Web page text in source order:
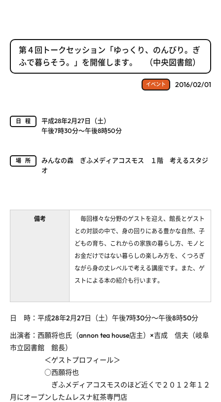
第４回トークセッション「ゆっくり、のんびり。ぎ
ふで暮らそう。」を開催します。 （中央図書館）
イベント 2016/02/01
日程
平成28年2月27日（土）
午後7時30分～午後8時50分
場所
みんなの森 ぎふメディアコスモス １階 考えるスタジ
オ
備考
毎回様々な分野のゲストを迎え、館長とゲスト
との対談の中で、身の回りにある豊かな自然、子
どもの育ち、これからの家族の暮らし方、モノと
お金だけではない暮らしの楽しみ方を、くつろぎ
ながら身の丈レベルで考える講座です。また、ゲ
ストによる本の紹介も行います。
日 時：平成28年2月27日（土）午後7時30分～午後8時50分
出演者：西願将也氏（annon tea house店主）×吉成 信夫（岐阜
市立図書館 館長）
＜ゲストプロフィール＞
○西願将也
ぎふメディアコスモスのほど近くで２０１２年１２
月にオープンしたムレスナ紅茶専門店